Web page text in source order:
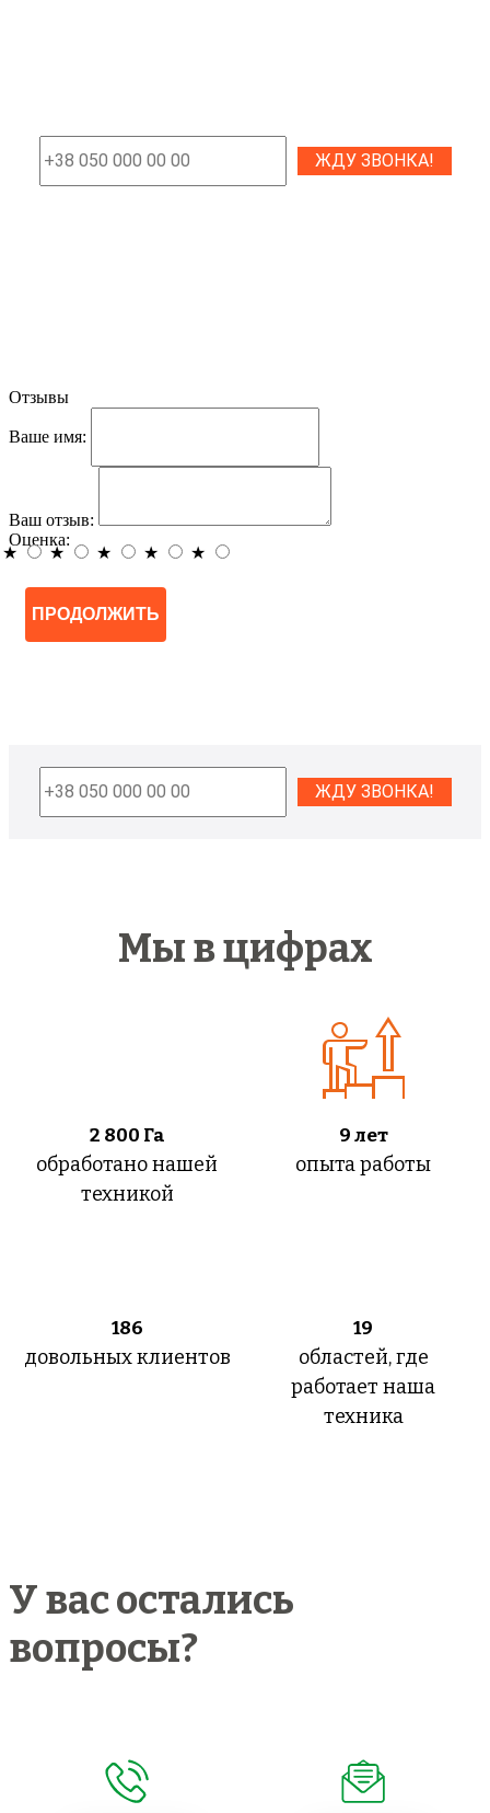
Отзывы
Ваше имя:
Ваш отзыв:
Оценка:
★
★
★
★
★
ПРОДОЛЖИТЬ
Мы в цифрах
2 800 Га
обработано нашей
техникой
9 лет
опыта работы
186
довольных клиентов
19
областей, где
работает наша
техника
У вас остались
вопросы?